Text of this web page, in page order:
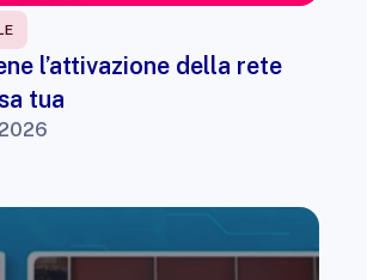
l’attivazione della rete
tua